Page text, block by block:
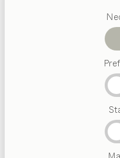
Handwerk
Wenn nicht anders
Holzoberflächen mit